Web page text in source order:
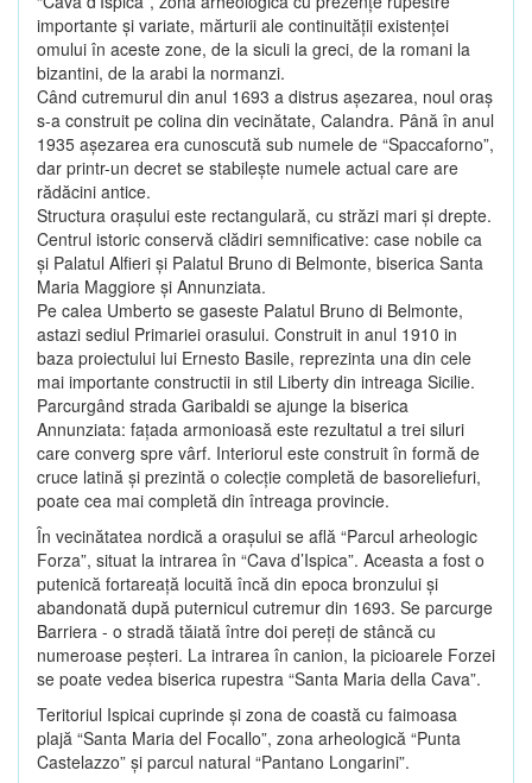
importante şi variate, mărturii ale continuităţii existenţei
omului în aceste zone, de la siculi la greci, de la romani la
bizantini, de la arabi la normanzi.
Când cutremurul din anul 1693 a distrus aşezarea, noul oraş
s-a construit pe colina din vecinătate, Calandra. Până în anul
1935 aşezarea era cunoscută sub numele de “Spaccaforno”,
dar printr-un decret se stabileşte numele actual care are
rădăcini antice.
Structura oraşului este rectangulară, cu străzi mari şi drepte.
Centrul istoric conservă clădiri semnificative: case nobile ca
şi Palatul Alfieri şi Palatul Bruno di Belmonte, biserica Santa
Maria Maggiore şi Annunziata.
Pe calea Umberto se gaseste Palatul Bruno di Belmonte,
astazi sediul Primariei orasului. Construit in anul 1910 in
baza proiectului lui Ernesto Basile, reprezinta una din cele
mai importante constructii in stil Liberty din intreaga Sicilie.
Parcurgând strada Garibaldi se ajunge la biserica
Annunziata: faţada armonioasă este rezultatul a trei siluri
care converg spre vârf. Interiorul este construit în formă de
cruce latină şi prezintă o colecţie completă de basoreliefuri,
poate cea mai completă din întreaga provincie.
În vecinătatea nordică a oraşului se află “Parcul arheologic
Forza”, situat la intrarea în “Cava d’Ispica”. Aceasta a fost o
putenică fortareaţă locuită încă din epoca bronzului şi
abandonată după puternicul cutremur din 1693. Se parcurge
Barriera - o stradă tăiată între doi pereţi de stâncă cu
numeroase peşteri. La intrarea în canion, la picioarele Forzei
se poate vedea biserica rupestra “Santa Maria della Cava”.
Teritoriul Ispicai cuprinde şi zona de coastă cu faimoasa
plajă “Santa Maria del Focallo”, zona arheologică “Punta
Castelazzo” şi parcul natural “Pantano Longarini”.